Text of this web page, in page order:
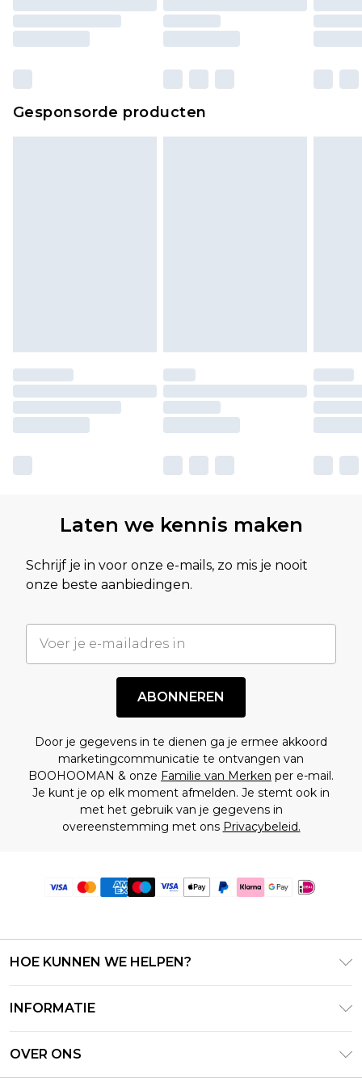
matrassen, toppers en kussens, moeten
ongebruikt zijn en in de originele, ongeopende
wettelijke rechten.
bekijken.
Gesponsorde producten
Laten we kennis maken
Schrijf je in voor onze e-mails, zo mis je nooit
onze beste aanbiedingen.
ABONNEREN
Door je gegevens in te dienen ga je ermee akkoord
marketingcommunicatie te ontvangen van
BOOHOOMAN & onze Familie van Merken per e-mail.
Je kunt je op elk moment afmelden. Je stemt ook in
met het gebruik van je gegevens in
overeenstemming met ons Privacybeleid.
HOE KUNNEN WE HELPEN?
Retourneer uw bestelling
Bezorginformatie
INFORMATIE
OVER ONS